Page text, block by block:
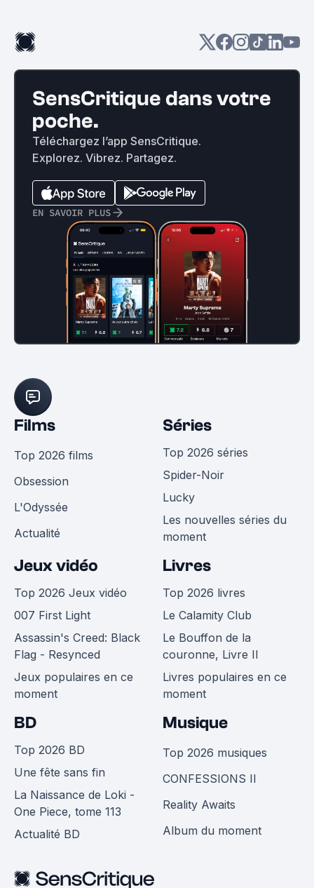
SensCritique dans votre
poche.
Téléchargez l’app SensCritique.
Explorez. Vibrez. Partagez.
EN SAVOIR PLUS
Films
Top 2026 films
Obsession
L'Odyssée
Actualité
Séries
Top 2026 séries
Spider-Noir
Lucky
Les nouvelles séries du
moment
Jeux vidéo
Top 2026 Jeux vidéo
007 First Light
Assassin's Creed: Black
Flag - Resynced
Jeux populaires en ce
moment
Livres
Top 2026 livres
Le Calamity Club
Le Bouffon de la
couronne, Livre II
Livres populaires en ce
moment
BD
Top 2026 BD
Une fête sans fin
La Naissance de Loki -
One Piece, tome 113
Actualité BD
Musique
Top 2026 musiques
CONFESSIONS II
Reality Awaits
Album du moment